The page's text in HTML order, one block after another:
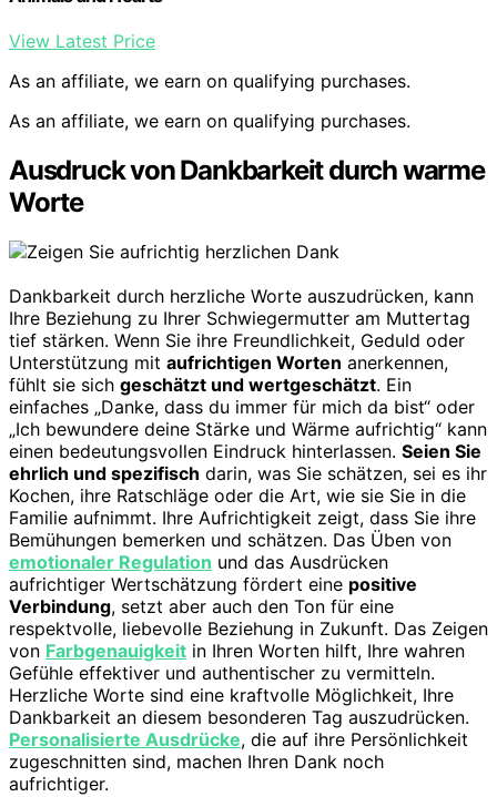
View Latest Price
As an affiliate, we earn on qualifying purchases.
As an affiliate, we earn on qualifying purchases.
Ausdruck von Dankbarkeit durch warme
Worte
Dankbarkeit durch herzliche Worte auszudrücken, kann
Ihre Beziehung zu Ihrer Schwiegermutter am Muttertag
tief stärken. Wenn Sie ihre Freundlichkeit, Geduld oder
Unterstützung mit aufrichtigen Worten anerkennen,
fühlt sie sich geschätzt und wertgeschätzt. Ein
einfaches „Danke, dass du immer für mich da bist“ oder
„Ich bewundere deine Stärke und Wärme aufrichtig“ kann
einen bedeutungsvollen Eindruck hinterlassen. Seien Sie
ehrlich und spezifisch darin, was Sie schätzen, sei es ihr
Kochen, ihre Ratschläge oder die Art, wie sie Sie in die
Familie aufnimmt. Ihre Aufrichtigkeit zeigt, dass Sie ihre
Bemühungen bemerken und schätzen. Das Üben von
emotionaler Regulation und das Ausdrücken
aufrichtiger Wertschätzung fördert eine positive
Verbindung, setzt aber auch den Ton für eine
respektvolle, liebevolle Beziehung in Zukunft. Das Zeigen
von Farbgenauigkeit in Ihren Worten hilft, Ihre wahren
Gefühle effektiver und authentischer zu vermitteln.
Herzliche Worte sind eine kraftvolle Möglichkeit, Ihre
Dankbarkeit an diesem besonderen Tag auszudrücken.
Personalisierte Ausdrücke, die auf ihre Persönlichkeit
zugeschnitten sind, machen Ihren Dank noch
aufrichtiger.